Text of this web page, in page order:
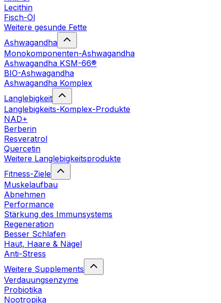
Lecithin
Fisch-Öl
Weitere gesunde Fette
Ashwagandha
Monokomponenten-Ashwagandha
Ashwagandha KSM-66®
BIO-Ashwagandha
Ashwagandha Komplex
Langlebigkeit
Langlebigkeits-Komplex-Produkte
NAD+
Berberin
Resveratrol
Quercetin
Weitere Langlebigkeitsprodukte
Fitness-Ziele
Muskelaufbau
Abnehmen
Performance
Stärkung des Immunsystems
Regeneration
Besser Schlafen
Haut, Haare & Nägel
Anti-Stress
Weitere Supplements
Verdauungsenzyme
Probiotika
Nootropika